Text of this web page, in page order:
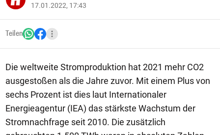
17.01.2022, 17:43
Teilen
Die weltweite Stromproduktion hat 2021 mehr CO2
ausgestoßen als die Jahre zuvor. Mit einem Plus von
sechs Prozent ist dies laut Internationaler
Energieagentur (IEA) das stärkste Wachstum der
Stromnachfrage seit 2010. Die zusätzlich